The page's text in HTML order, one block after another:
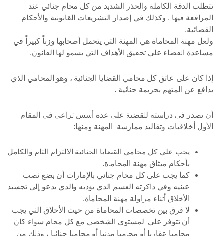
تتطلب الدقة الكاملة والحذر الشديد من كل محام جنائي عند
المرافعة فيها . وكذلك في إصدار التشريعات القانونية والأحكام
القضائية.
ولعل مهنة المحاماة هي المهنة التي يتحمل أصحابها وزناً كبيراً في
مساعدة القضاء على تحقيق الأهداف التي يسمو لها القانون.
إذا كان على عاتق كل محامي القضايا الجنائية ، وهو المحامي الذي
يدافع عن المتهم بجريمة جنائية .
أن يصدر في دراسته للقضية على عدة أسس تراعي في المقام
الأول أخلاقيات وتقاليد ممارسة المهنة ومنها:
يجب على كل محامي القضايا الجنائية الالتزام التام والكامل
بأحكام ميثاق مهنة المحاماة.
كما يجب على كل محام جنائي بالإمارات أن يضع نصب
عينيه وفي ذاكرته القسم الذي يؤديه والذي يدعو إلى تجسيد
الأخلاق أثناء مزاولة مهنة المحاماة.
لا فرق بين تخصصات المحاماة من حيث الأخلاق التي يجب
أن تتوفر على المستوى الشخصي مع كل محام سواء كان
محاميا عقاريا أو محاميا مدنيا أو محاميا جنائيا ، وذلك من